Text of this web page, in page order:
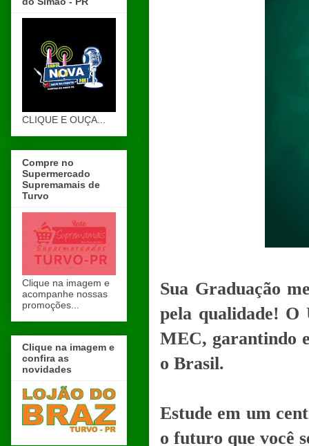
Sua Graduação
pela qualidade!
MEC, garantindo
o Brasil.
Estude em um
o futuro que você
CLIQUE E OUÇA...
Compre no
Supermercado
Supremamais de
Turvo
Clique na imagem e
acompanhe nossas
promoções...
Clique na imagem e
confira as
novidades